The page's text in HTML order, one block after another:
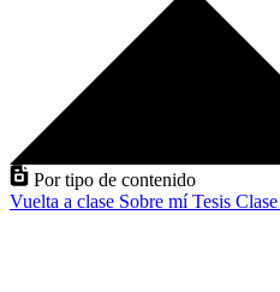
Por tipo de contenido
Vuelta a clase Sobre míTesis Clase